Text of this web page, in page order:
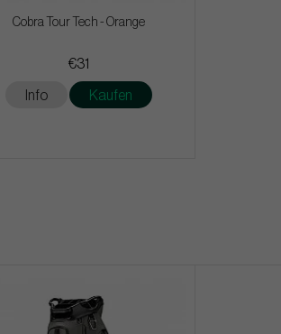
Cobra Tour Tech - Orange
€31
Info Kaufen